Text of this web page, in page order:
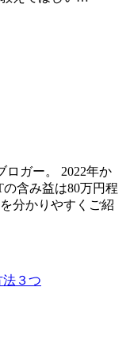
ロガー。 2022年か
含み益は80万円程
分かりやすくご紹
法３つ